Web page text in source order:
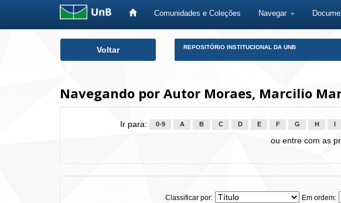
Comunidades e Coleções Navegar
Voltar REPOSITÓRIO INSTITUCIONAL DA UNB
Navegando por Autor Moraes, Marcilio
Ir para: 0-9 A B C D E F G H
ou entre com as
Classificar por: Em ordem: